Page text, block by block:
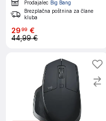
Prodajalec Big Bang
Brezplačna poštnina za člane
kluba
2999 €
44,99 €